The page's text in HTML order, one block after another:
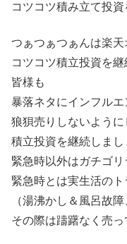
コツコツ積み立て投資
つぁつぁつぁんは楽天
コツコツ積立投資を継
皆様も
暴落ネタにインフル
狼狽売りしないように
積立投資を継続しまし
緊急時以外はガチゴリ
緊急時とは実生活のト
（湯沸かし＆風呂故
その際は躊躇なく売っ